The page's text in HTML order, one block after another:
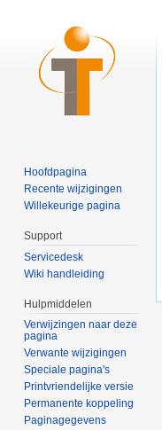
Hoofdpagina
Recente wijzigingen
Willekeurige pagina
Support
Servicedesk
Wiki handleiding
Hulpmiddelen
Verwijzingen naar deze
pagina
Verwante wijzigingen
Speciale pagina's
Printvriendelijke versie
Permanente koppeling
Paginagegevens